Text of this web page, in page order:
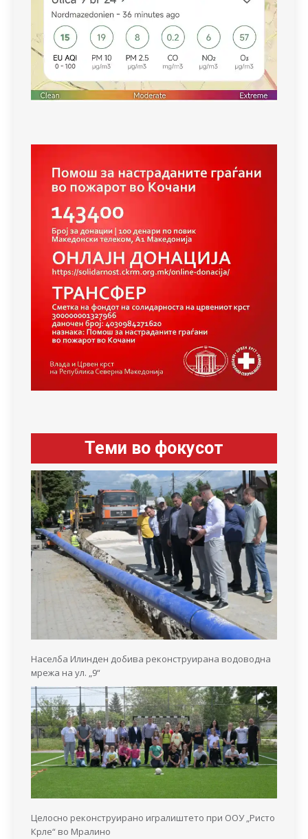
Теми во фокусот
Населба Илинден добива реконструирана водоводна
мрежа на ул. „9“
Целосно реконструирано игралиштето при ООУ „Ристо
Крле“ во Мралино